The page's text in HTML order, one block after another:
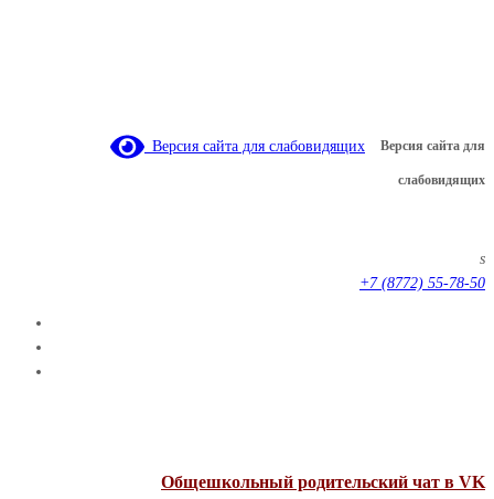
Версия сайта для слабовидящих Версия сайта для
слабовидящих
s
+7 (8772) 55-78-50
Общешкольный родительский чат в VK